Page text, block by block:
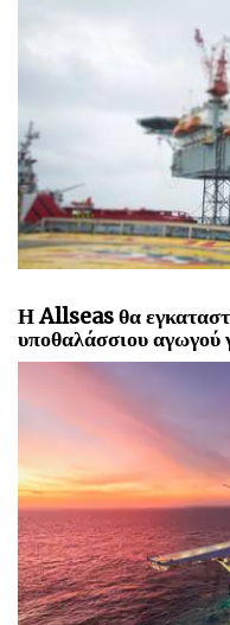
Η EnZed λαμβάνει
εξερεύνησης στη Νέα
απαγόρευσης
Η Allseas θα
υποθαλάσσιου αγωγού